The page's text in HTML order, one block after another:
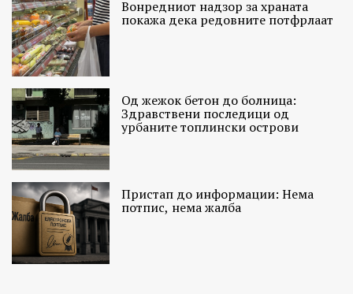
Вонредниот надзор за храната
покажа дека редовните потфрлаат
Од жежок бетон до болница:
Здравствени последици од
урбаните топлински острови
Пристап до информации: Нема
потпис, нема жалба